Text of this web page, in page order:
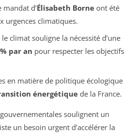
d’Élisabeth Borneont été
urgences climatiques.
climat souligne la nécessité d’une
par an pour respecter les objectifs
en matière de politique écologique
énergétiquede la France.
soulignent un
un besoin urgent d’accélérer la